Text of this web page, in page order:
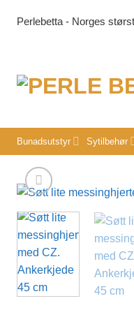
Perlebetta - Norges
Bunadsutstyr Sytilbehør